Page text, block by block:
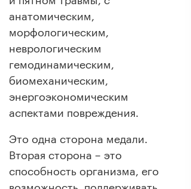
анатомическим,
морфологическим,
неврологическим
гемодинамическим,
биомеханическим,
энергоэкономическим
аспектами повреждения.
Это одна сторона медали.
Вторая сторона – это
способность организма, его